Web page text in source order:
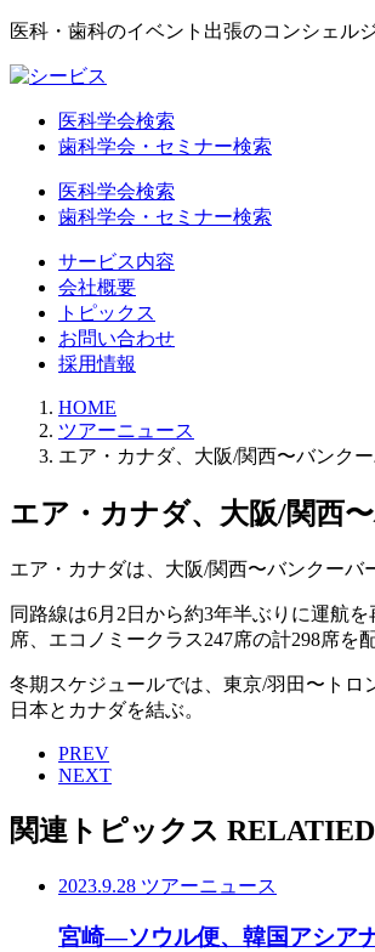
医科・歯科のイベント出張のコンシェル
医科学会検索
歯科学会・セミナー検索
医科学会検索
歯科学会・セミナー検索
サービス内容
会社概要
トピックス
お問い合わせ
採用情報
HOME
ツアーニュース
エア・カナダ、大阪/関西〜バンク
エア・カナダ、大阪/関西
エア・カナダは、大阪/関西〜バンクーバ
同路線は6月2日から約3年半ぶりに運航
席、エコノミークラス247席の計298席を
冬期スケジュールでは、東京/羽田〜トロ
日本とカナダを結ぶ。
PREV
NEXT
関連トピックス
2023.9.28 ツアーニュース
宮崎―ソウル便、韓国アシア